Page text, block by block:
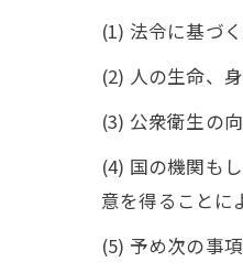
(1) 法令に基づ
(2) 人の生命、
(3) 公衆衛生の
(4) 国の機関も
意を得ることに
(5) 予め次の事